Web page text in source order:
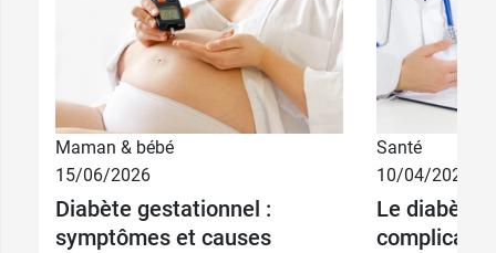
Maman & bébé
15/06/2026
Diabète gestationnel :
symptômes et causes
Santé
10/04/2026
Le diabète